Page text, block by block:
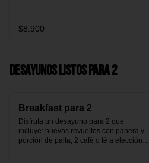
$8.900
Desayunos Listos para 2
Breakfast para 2
Disfruta un desayuno para 2 que
incluye: huevos revueltos con panera y
porción de palta, 2 café o té a elección, 2